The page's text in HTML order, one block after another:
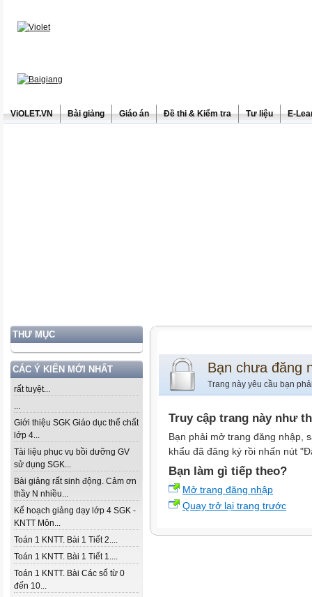
ViOLET.VN Bài giảng Giáo án Đề thi & Kiểm tra Tư liệu E-
THƯ MỤC
CÁC Ý KIẾN MỚI NHẤT
rất tuyệt...
...
Giới thiệu SGK Giáo dục thể chất
lớp 4...
Tài liệu phục vụ bồi dưỡng GV
sử dụng SGK...
Bài giảng rất sinh động. Cảm ơn
thầy N nhiều...
Kế hoạch giảng dạy lớp 4 SGK -
KNTT Môn...
Toán 1 KNTT. Bài 1 Tiết 2....
Toán 1 KNTT. Bài 1 Tiết 1....
Toán 1 KNTT. Bài Các số từ 0
đến 10...
Bạn chưa đăng
Trang này yêu cầu bạn
Truy cập trang này như
Bạn phải mở trang đăng nhập,
khẩu đã đăng ký rồi nhấn nút
Bạn làm gì tiếp theo?
Mở trang đăng nhập
Quay trở lại trang trước